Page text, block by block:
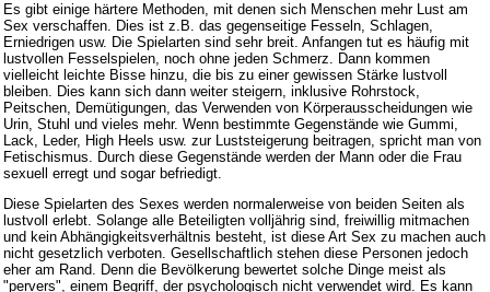
Es gibt einige härtere Methoden, mit denen sich Menschen mehr Lust am
Sex verschaffen. Dies ist z.B. das gegenseitige Fesseln, Schlagen,
Erniedrigen usw. Die Spielarten sind sehr breit. Anfangen tut es häufig mit
lustvollen Fesselspielen, noch ohne jeden Schmerz. Dann kommen
vielleicht leichte Bisse hinzu, die bis zu einer gewissen Stärke lustvoll
bleiben. Dies kann sich dann weiter steigern, inklusive Rohrstock,
Peitschen, Demütigungen, das Verwenden von Körperausscheidungen wie
Urin, Stuhl und vieles mehr. Wenn bestimmte Gegenstände wie Gummi,
Lack, Leder, High Heels usw. zur Luststeigerung beitragen, spricht man von
Fetischismus. Durch diese Gegenstände werden der Mann oder die Frau
sexuell erregt und sogar befriedigt.
Diese Spielarten des Sexes werden normalerweise von beiden Seiten als
lustvoll erlebt. Solange alle Beteiligten volljährig sind, freiwillig mitmachen
und kein Abhängigkeitsverhältnis besteht, ist diese Art Sex zu machen auch
nicht gesetzlich verboten. Gesellschaftlich stehen diese Personen jedoch
eher am Rand. Denn die Bevölkerung bewertet solche Dinge meist als
"pervers", einem Begriff, der psychologisch nicht verwendet wird. Es kann